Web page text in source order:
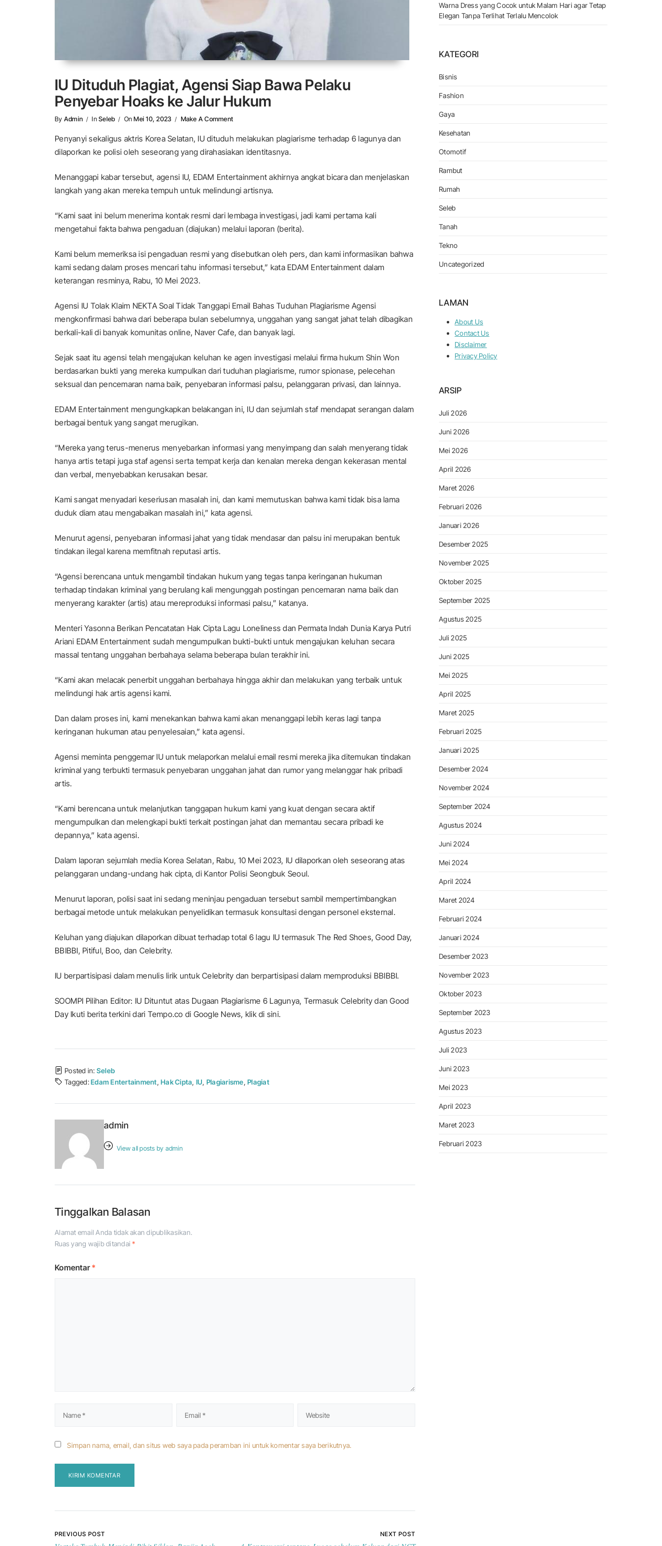
IU Dituduh Plagiat, Agensi Siap Bawa Pelaku
Penyebar Hoaks ke Jalur Hukum
By Admin InSeleb OnMei 10, 2023 Make A CommentOn IU Dituduh Plagiat, Agensi Siap Bawa Pelaku Penyebar Hoaks Ke Jalur Hukum
Penyanyi sekaligus aktris Korea Selatan, IU dituduh melakukan plagiarisme terhadap 6 lagunya dan
dilaporkan ke polisi oleh seseorang yang dirahasiakan identitasnya.
Menanggapi kabar tersebut, agensi IU, EDAM Entertainment akhirnya angkat bicara dan menjelaskan
langkah yang akan mereka tempuh untuk melindungi artisnya.
“Kami saat ini belum menerima kontak resmi dari lembaga investigasi, jadi kami pertama kali
mengetahui fakta bahwa pengaduan (diajukan) melalui laporan (berita).
Kami belum memeriksa isi pengaduan resmi yang disebutkan oleh pers, dan kami informasikan bahwa
kami sedang dalam proses mencari tahu informasi tersebut,” kata EDAM Entertainment dalam
keterangan resminya, Rabu, 10 Mei 2023.
Agensi IU Tolak Klaim NEKTA Soal Tidak Tanggapi Email Bahas Tuduhan Plagiarisme Agensi
mengkonfirmasi bahwa dari beberapa bulan sebelumnya, unggahan yang sangat jahat telah dibagikan
berkali-kali di banyak komunitas online, Naver Cafe, dan banyak lagi.
Sejak saat itu agensi telah mengajukan keluhan ke agen investigasi melalui firma hukum Shin Won
berdasarkan bukti yang mereka kumpulkan dari tuduhan plagiarisme, rumor spionase, pelecehan
seksual dan pencemaran nama baik, penyebaran informasi palsu, pelanggaran privasi, dan lainnya.
EDAM Entertainment mengungkapkan belakangan ini, IU dan sejumlah staf mendapat serangan dalam
berbagai bentuk yang sangat merugikan.
“Mereka yang terus-menerus menyebarkan informasi yang menyimpang dan salah menyerang tidak
hanya artis tetapi juga staf agensi serta tempat kerja dan kenalan mereka dengan kekerasan mental
dan verbal, menyebabkan kerusakan besar.
Kami sangat menyadari keseriusan masalah ini, dan kami memutuskan bahwa kami tidak bisa lama
duduk diam atau mengabaikan masalah ini,” kata agensi.
Menurut agensi, penyebaran informasi jahat yang tidak mendasar dan palsu ini merupakan bentuk
tindakan ilegal karena memfitnah reputasi artis.
“Agensi berencana untuk mengambil tindakan hukum yang tegas tanpa keringanan hukuman
terhadap tindakan kriminal yang berulang kali mengunggah postingan pencemaran nama baik dan
menyerang karakter (artis) atau mereproduksi informasi palsu,” katanya.
Menteri Yasonna Berikan Pencatatan Hak Cipta Lagu Loneliness dan Permata Indah Dunia Karya Putri
Ariani EDAM Entertainment sudah mengumpulkan bukti-bukti untuk mengajukan keluhan secara
massal tentang unggahan berbahaya selama beberapa bulan terakhir ini.
“Kami akan melacak penerbit unggahan berbahaya hingga akhir dan melakukan yang terbaik untuk
melindungi hak artis agensi kami.
Dan dalam proses ini, kami menekankan bahwa kami akan menanggapi lebih keras lagi tanpa
keringanan hukuman atau penyelesaian,” kata agensi.
Agensi meminta penggemar IU untuk melaporkan melalui email resmi mereka jika ditemukan tindakan
kriminal yang terbukti termasuk penyebaran unggahan jahat dan rumor yang melanggar hak pribadi
artis.
“Kami berencana untuk melanjutkan tanggapan hukum kami yang kuat dengan secara aktif
mengumpulkan dan melengkapi bukti terkait postingan jahat dan memantau secara pribadi ke
depannya,” kata agensi.
Dalam laporan sejumlah media Korea Selatan, Rabu, 10 Mei 2023, IU dilaporkan oleh seseorang atas
pelanggaran undang-undang hak cipta, di Kantor Polisi Seongbuk Seoul.
Menurut laporan, polisi saat ini sedang meninjau pengaduan tersebut sambil mempertimbangkan
berbagai metode untuk melakukan penyelidikan termasuk konsultasi dengan personel eksternal.
Keluhan yang diajukan dilaporkan dibuat terhadap total 6 lagu IU termasuk The Red Shoes, Good Day,
BBIBBI, Pitiful, Boo, dan Celebrity.
IU berpartisipasi dalam menulis lirik untuk Celebrity dan berpartisipasi dalam memproduksi BBIBBI.
SOOMPI Pilihan Editor: IU Dituntut atas Dugaan Plagiarisme 6 Lagunya, Termasuk Celebrity dan Good
Day Ikuti berita terkini dari Tempo.co di Google News, klik di sini.
Posted in: Seleb
Tagged:Edam Entertainment, Hak Cipta, IU, Plagiarisme, Plagiat
admin
View all posts by admin
Tinggalkan Balasan
Alamat email Anda tidak akan dipublikasikan.
Ruas yang wajib ditandai*
Komentar *
Simpan nama, email, dan situs web saya pada peramban ini untuk komentar saya berikutnya.
Navigasi pos
PREVIOUS POST NEXT POST
Warna Dress yang Cocok untuk Malam Hari agar Tetap
Elegan Tanpa Terlihat Terlalu Mencolok
KATEGORI
Bisnis
Fashion
Gaya
Kesehatan
Otomotif
Rambut
Rumah
Seleb
Tanah
Tekno
Uncategorized
LAMAN
About Us
Contact Us
Disclaimer
Privacy Policy
ARSIP
Juli 2026
Juni 2026
Mei 2026
April 2026
Maret 2026
Februari 2026
Januari 2026
Desember 2025
November 2025
Oktober 2025
September 2025
Agustus 2025
Juli 2025
Juni 2025
Mei 2025
April 2025
Maret 2025
Februari 2025
Januari 2025
Desember 2024
November 2024
September 2024
Agustus 2024
Juni 2024
Mei 2024
April 2024
Maret 2024
Februari 2024
Januari 2024
Desember 2023
November 2023
Oktober 2023
September 2023
Agustus 2023
Juli 2023
Juni 2023
Mei 2023
April 2023
Maret 2023
Februari 2023